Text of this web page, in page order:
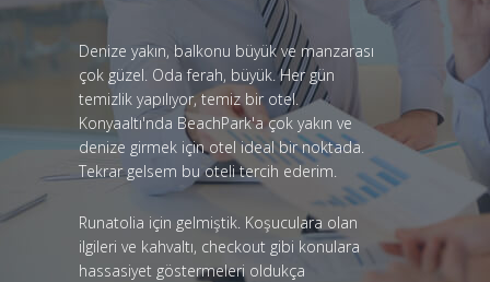
Denize yakın, balkonu büyük ve manzarası
çok güzel. Oda ferah, büyük. Her gün
temizlik yapılıyor, temiz bir otel.
Konyaaltı'nda BeachPark'a çok yakın ve
denize girmek için otel ideal bir noktada.
Tekrar gelsem bu oteli tercih ederim.
Runatolia için gelmiştik. Koşuculara olan
ilgileri ve kahvaltı, checkout gibi konulara
hassasiyet göstermeleri oldukça